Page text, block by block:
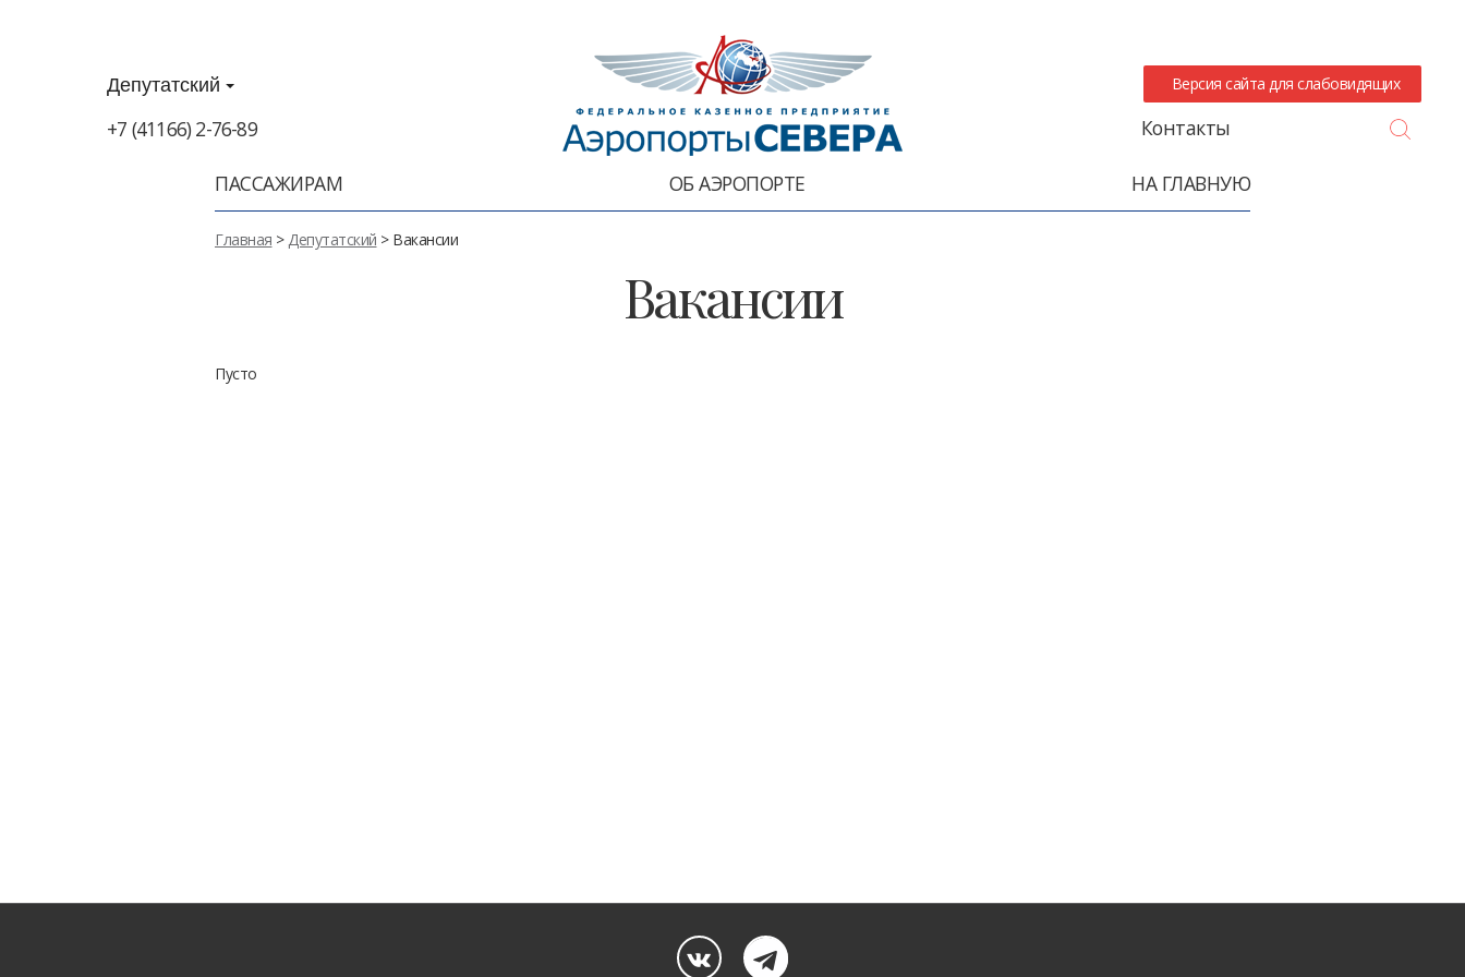
Депутатский
+7 (41166) 2-76-89
Версия сайта для слабовидящих
Контакты
ПАССАЖИРАМ ОБ АЭРОПОРТЕ НА ГЛАВНУЮ
Главная >Депутатский > Вакансии
Вакансии
Пусто